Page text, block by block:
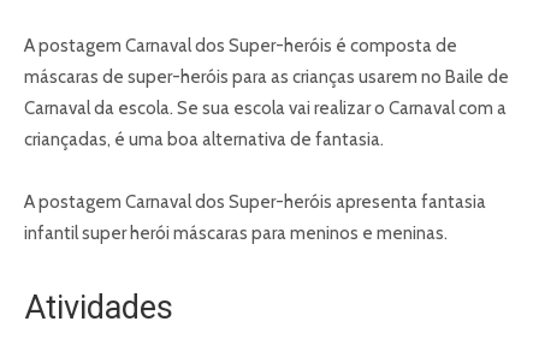
A postagem Carnaval dos Super-heróis é composta de
máscaras de super-heróis para as crianças usarem no Baile de
Carnaval da escola. Se sua escola vai realizar o Carnaval com a
criançadas, é uma boa alternativa de fantasia.
A postagem Carnaval dos Super-heróis apresenta fantasia
infantil super herói máscaras para meninos e meninas.
Atividades